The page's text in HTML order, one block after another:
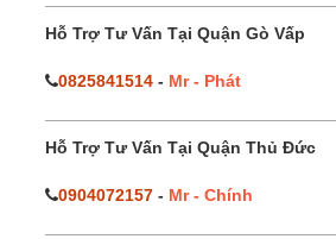
Hỗ Trợ Tư Vấn Tại Quận Gò Vấp
0825841514 - Mr - Phát
Hỗ Trợ Tư Vấn Tại Quận Thủ Đức
0904072157 - Mr - Chính